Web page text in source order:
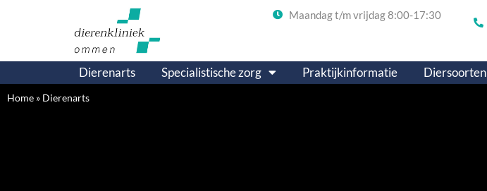
Maandag t/m vrijdag 8:00-17:30
Dierenarts Specialistische zorg Praktijkinformatie Diersoorten
Home » Dierenarts